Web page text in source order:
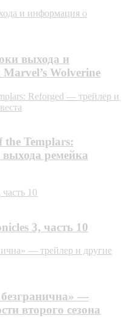
и информация о
выхода и
Wolverine
Reforged — трейлер и
Templars:
ремейка
10
3, часть 10
— трейлер и другие
—
второго сезона